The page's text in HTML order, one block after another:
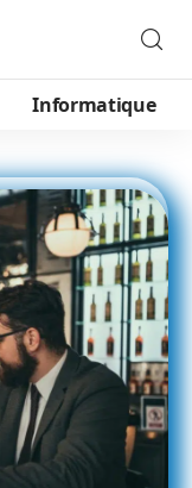
Informatique